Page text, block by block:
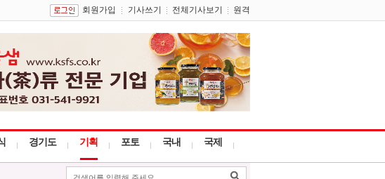
회원가입 기사쓰기 전체기사보기 원격
경기도 기획 포토 국내 국제